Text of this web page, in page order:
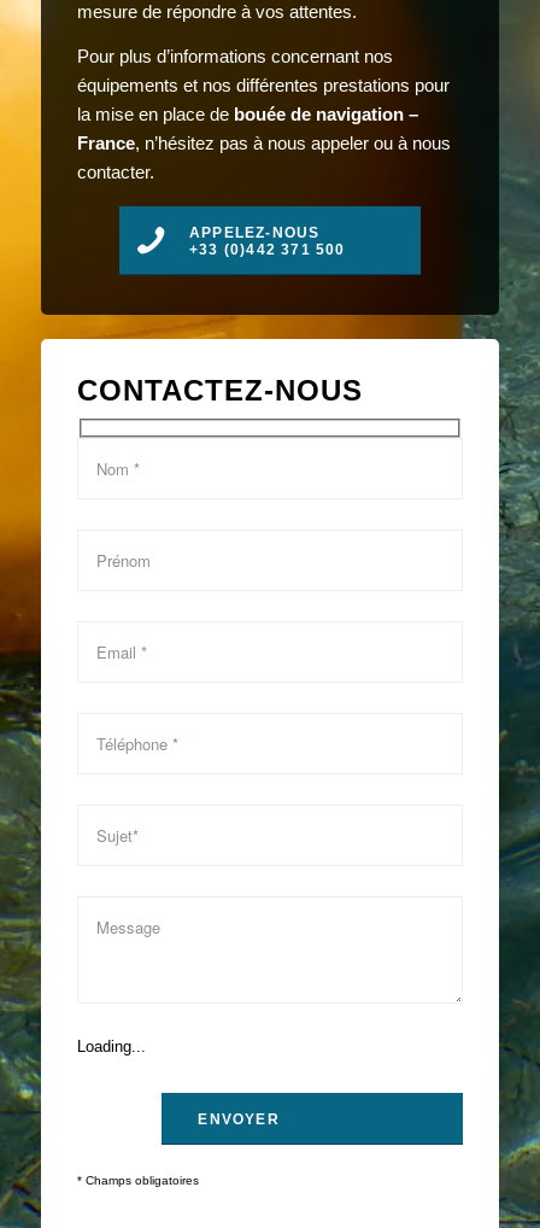
mesure de répondre à vos attentes.
Pour plus d’informations concernant nos
équipements et nos différentes prestations pour
la mise en place de bouée de navigation –
France, n’hésitez pas à nous appeler ou à nous
contacter.
APPELEZ-NOUS
+33 (0)442 371 500
CONTACTEZ-NOUS
Loading...
* Champs obligatoires